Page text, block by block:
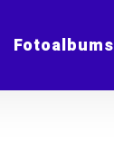
Fotoalbums